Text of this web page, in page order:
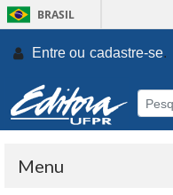
BRASIL
Entre ou cadastre-se.
Menu